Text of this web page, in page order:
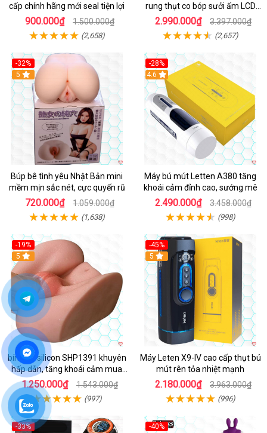
cấp chính hãng mới seal tiện lợi
900.000₫ 1.500.000₫
(2,658)
rung thụt co bóp sưởi ấm LCD
đẹp
2.990.000₫ 3.397.000₫
(2,657)
-32%
Hot
5
Búp bê tình yêu Nhật Bản mini
mềm mịn sắc nét, cực quyến rũ
720.000₫ 1.059.000₫
(1,638)
-28%
Hot
4.6
Máy bú mút Letten A380 tăng
khoái cảm đỉnh cao, sướng mê
2.490.000₫ 3.458.000₫
(998)
-19%
Hot
5
bím giả silicon SHP1391 khuyên
hấp dẫn, tăng khoái cảm mua
ngay
1.250.000₫ 1.543.000₫
(997)
-45%
Hot
5
Máy Leten X9-IV cao cấp thụt bú
mút rên tỏa nhiệt mạnh
2.180.000₫ 3.963.000₫
(996)
-33% -40%